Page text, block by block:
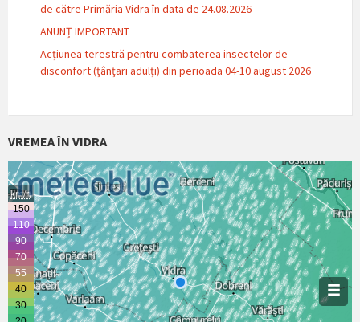
de către Primăria Vidra în data de 24.08.2026
ANUNȚ IMPORTANT
Acțiunea terestră pentru combaterea insectelor de
disconfort (țânțari adulți) din perioada 04-10 august 2026
VREMEA ÎN VIDRA